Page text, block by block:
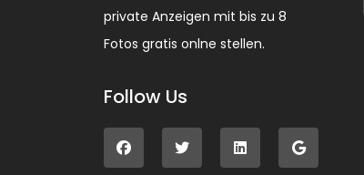
private Anzeigen mit bis zu 8
Fotos gratis onlne stellen.
Follow Us